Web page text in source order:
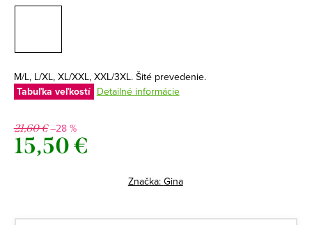
M/L, L/XL, XL/XXL, XXL/3XL. Šité prevedenie.
Tabuľka veľkostí Detailné informácie
21,60 €–28 %
15,50 €
Značka: Gina